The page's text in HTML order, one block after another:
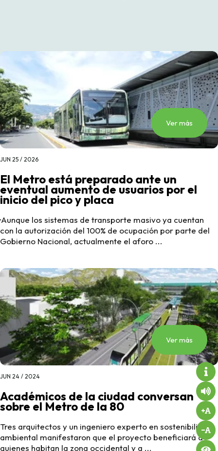
Ver más
JUN 25 / 2026
El Metro está preparado ante un
eventual aumento de usuarios por el
inicio del pico y placa
·Aunque los sistemas de transporte masivo ya cuentan
con la autorización del 100% de ocupación por parte del
Gobierno Nacional, actualmente el aforo ...
Ver más
JUN 24 / 2024
Académicos de la ciudad conversan
sobre el Metro de la 80
Tres arquitectos y un ingeniero experto en sostenibilidad
ambiental manifestaron que el proyecto beneficiará a
quienes habitan la zona occidental y a ...